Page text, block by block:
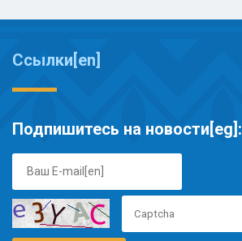
Ссылки[en]
Подпишитесь на новости[eg]: